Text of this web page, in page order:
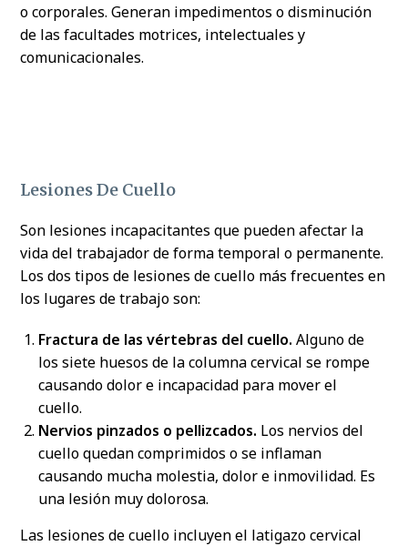
o corporales. Generan impedimentos o disminución
de las facultades motrices, intelectuales y
comunicacionales.
Lesiones De Cuello
Son lesiones incapacitantes que pueden afectar la
vida del trabajador de forma temporal o permanente.
Los dos tipos de lesiones de cuello más frecuentes en
los lugares de trabajo son:
Fractura de las vértebras del cuello. Alguno de
los siete huesos de la columna cervical se rompe
causando dolor e incapacidad para mover el
cuello.
Nervios pinzados o pellizcados. Los nervios del
cuello quedan comprimidos o se inflaman
causando mucha molestia, dolor e inmovilidad. Es
una lesión muy dolorosa.
Las lesiones de cuello incluyen el latigazo cervical